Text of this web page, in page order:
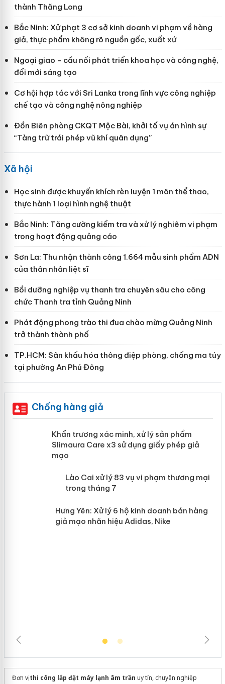
thành Thăng Long
Bắc Ninh: Xử phạt 3 cơ sở kinh doanh vi phạm về hàng
giả, thực phẩm không rõ nguồn gốc, xuất xứ
Ngoại giao - cầu nối phát triển khoa học và công nghệ,
đổi mới sáng tạo
Cơ hội hợp tác với Sri Lanka trong lĩnh vực công nghiệp
chế tạo và công nghệ nông nghiệp
Đồn Biên phòng CKQT Mộc Bài, khởi tố vụ án hình sự
“Tàng trữ trái phép vũ khí quân dụng”
Xã hội
Học sinh được khuyến khích rèn luyện 1 môn thể thao,
thực hành 1 loại hình nghệ thuật
Bắc Ninh: Tăng cường kiểm tra và xử lý nghiêm vi phạm
trong hoạt động quảng cáo
Sơn La: Thu nhận thành công 1.664 mẫu sinh phẩm ADN
của thân nhân liệt sĩ
Bồi dưỡng nghiệp vụ thanh tra chuyên sâu cho công
chức Thanh tra tỉnh Quảng Ninh
Phát động phong trào thi đua chào mừng Quảng Ninh
trở thành thành phố
TP.HCM: Sân khấu hóa thông điệp phòng, chống ma túy
tại phường An Phú Đông
Chống hàng giả
Khẩn trương xác minh, xử lý sản phẩm
Slimaura Care x3 sử dụng giấy phép
mại trong tháng 7
Đơn vịthi công lắp đặt máy lạnh âm trần uy tín, chuyên nghiệp